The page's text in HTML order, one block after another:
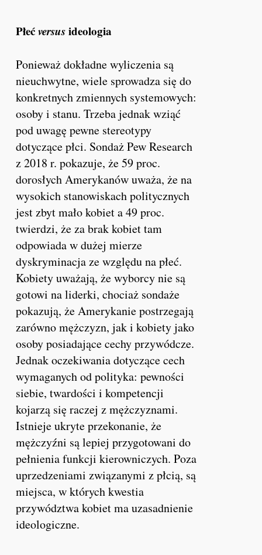
Płećversusideologia
Ponieważ dokładne wyliczenia są
nieuchwytne, wiele sprowadza się do
konkretnych zmiennych systemowych:
osoby i stanu. Trzeba jednak wziąć
pod uwagę pewne stereotypy
dotyczące płci. Sondaż Pew Research
z 2018 r. pokazuje, że 59 proc.
dorosłych Amerykanów uważa, że ​​na
wysokich stanowiskach politycznych
jest zbyt mało kobiet a 49 proc.
twierdzi, że za brak kobiet tam
odpowiada w dużej mierze
dyskryminacja ze względu na płeć.
Kobiety uważają, że wyborcy nie są
gotowi na liderki, chociaż sondaże
pokazują, że Amerykanie postrzegają
zarówno mężczyzn, jak i kobiety jako
osoby posiadające cechy przywódcze.
Jednak oczekiwania dotyczące cech
wymaganych od polityka: pewności
siebie, twardości i kompetencji
kojarzą się raczej z mężczyznami.
Istnieje ukryte przekonanie, że
mężczyźni są lepiej przygotowani do
pełnienia funkcji kierowniczych. Poza
uprzedzeniami związanymi z płcią, są
miejsca, w których kwestia
przywództwa kobiet ma uzasadnienie
ideologiczne.